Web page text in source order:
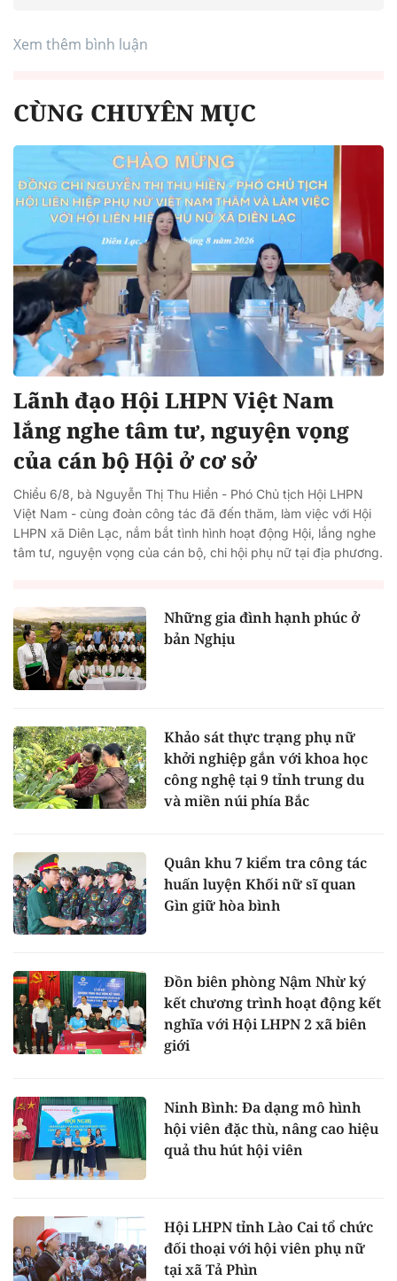
Xem thêm bình luận
CÙNG CHUYÊN MỤC
Lãnh đạo Hội LHPN Việt Nam
lắng nghe tâm tư, nguyện vọng
của cán bộ Hội ở cơ sở
Chiều 6/8, bà Nguyễn Thị Thu Hiền - Phó Chủ tịch Hội LHPN
Việt Nam - cùng đoàn công tác đã đến thăm, làm việc với Hội
LHPN xã Diên Lạc, nắm bắt tình hình hoạt động Hội, lắng nghe
tâm tư, nguyện vọng của cán bộ, chi hội phụ nữ tại địa phương.
Những gia đình hạnh phúc ở
bản Nghịu
Khảo sát thực trạng phụ nữ
khởi nghiệp gắn với khoa học
công nghệ tại 9 tỉnh trung du
và miền núi phía Bắc
Quân khu 7 kiểm tra công tác
huấn luyện Khối nữ sĩ quan
Gìn giữ hòa bình
Đồn biên phòng Nậm Nhừ ký
kết chương trình hoạt động kết
nghĩa với Hội LHPN 2 xã biên
giới
Ninh Bình: Đa dạng mô hình
hội viên đặc thù, nâng cao hiệu
quả thu hút hội viên
Hội LHPN tỉnh Lào Cai tổ chức
đối thoại với hội viên phụ nữ
tại xã Tả Phìn